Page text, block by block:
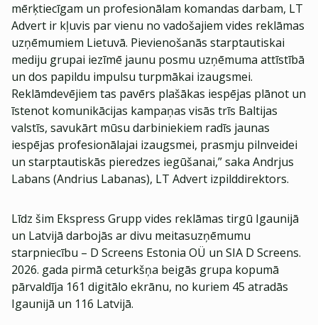
mērķtiecīgam un profesionālam komandas darbam, LT
Advert ir kļuvis par vienu no vadošajiem vides reklāmas
uzņēmumiem Lietuvā. Pievienošanās starptautiskai
mediju grupai iezīmē jaunu posmu uzņēmuma attīstībā
un dos papildu impulsu turpmākai izaugsmei.
Reklāmdevējiem tas pavērs plašākas iespējas plānot un
īstenot komunikācijas kampaņas visās trīs Baltijas
valstīs, savukārt mūsu darbiniekiem radīs jaunas
iespējas profesionālajai izaugsmei, prasmju pilnveidei
un starptautiskās pieredzes iegūšanai,” saka Andrjus
Labans (Andrius Labanas), LT Advert izpilddirektors.
Līdz šim Ekspress Grupp vides reklāmas tirgū Igaunijā
un Latvijā darbojās ar divu meitasuzņēmumu
starpniecību – D Screens Estonia OÜ un SIA D Screens.
2026. gada pirmā ceturkšņa beigās grupa kopumā
pārvaldīja 161 digitālo ekrānu, no kuriem 45 atradās
Igaunijā un 116 Latvijā.